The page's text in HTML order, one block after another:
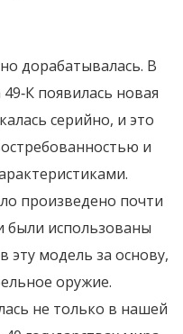
дорабатывалась. В
появилась новая
серийно, и это
и
произведено почти
были использованы
эту модель за основу,
оружие.
не только в нашей